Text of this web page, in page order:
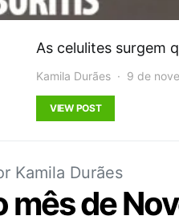
As celulites surgem
Kamila Durães 9 de
VIEW POST
Kamila Durães
de